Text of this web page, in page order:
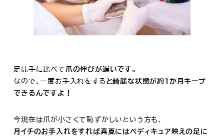
足は手に比べて 爪の伸びが遅いです。
なので、一度お手入れをする と綺麗な状態が約1か月キープ
できるんですよ！
今現在は爪が小さくて恥ずかしいという方も、
月イチのお手入れをすれば真夏にはペディキュア映えの足に